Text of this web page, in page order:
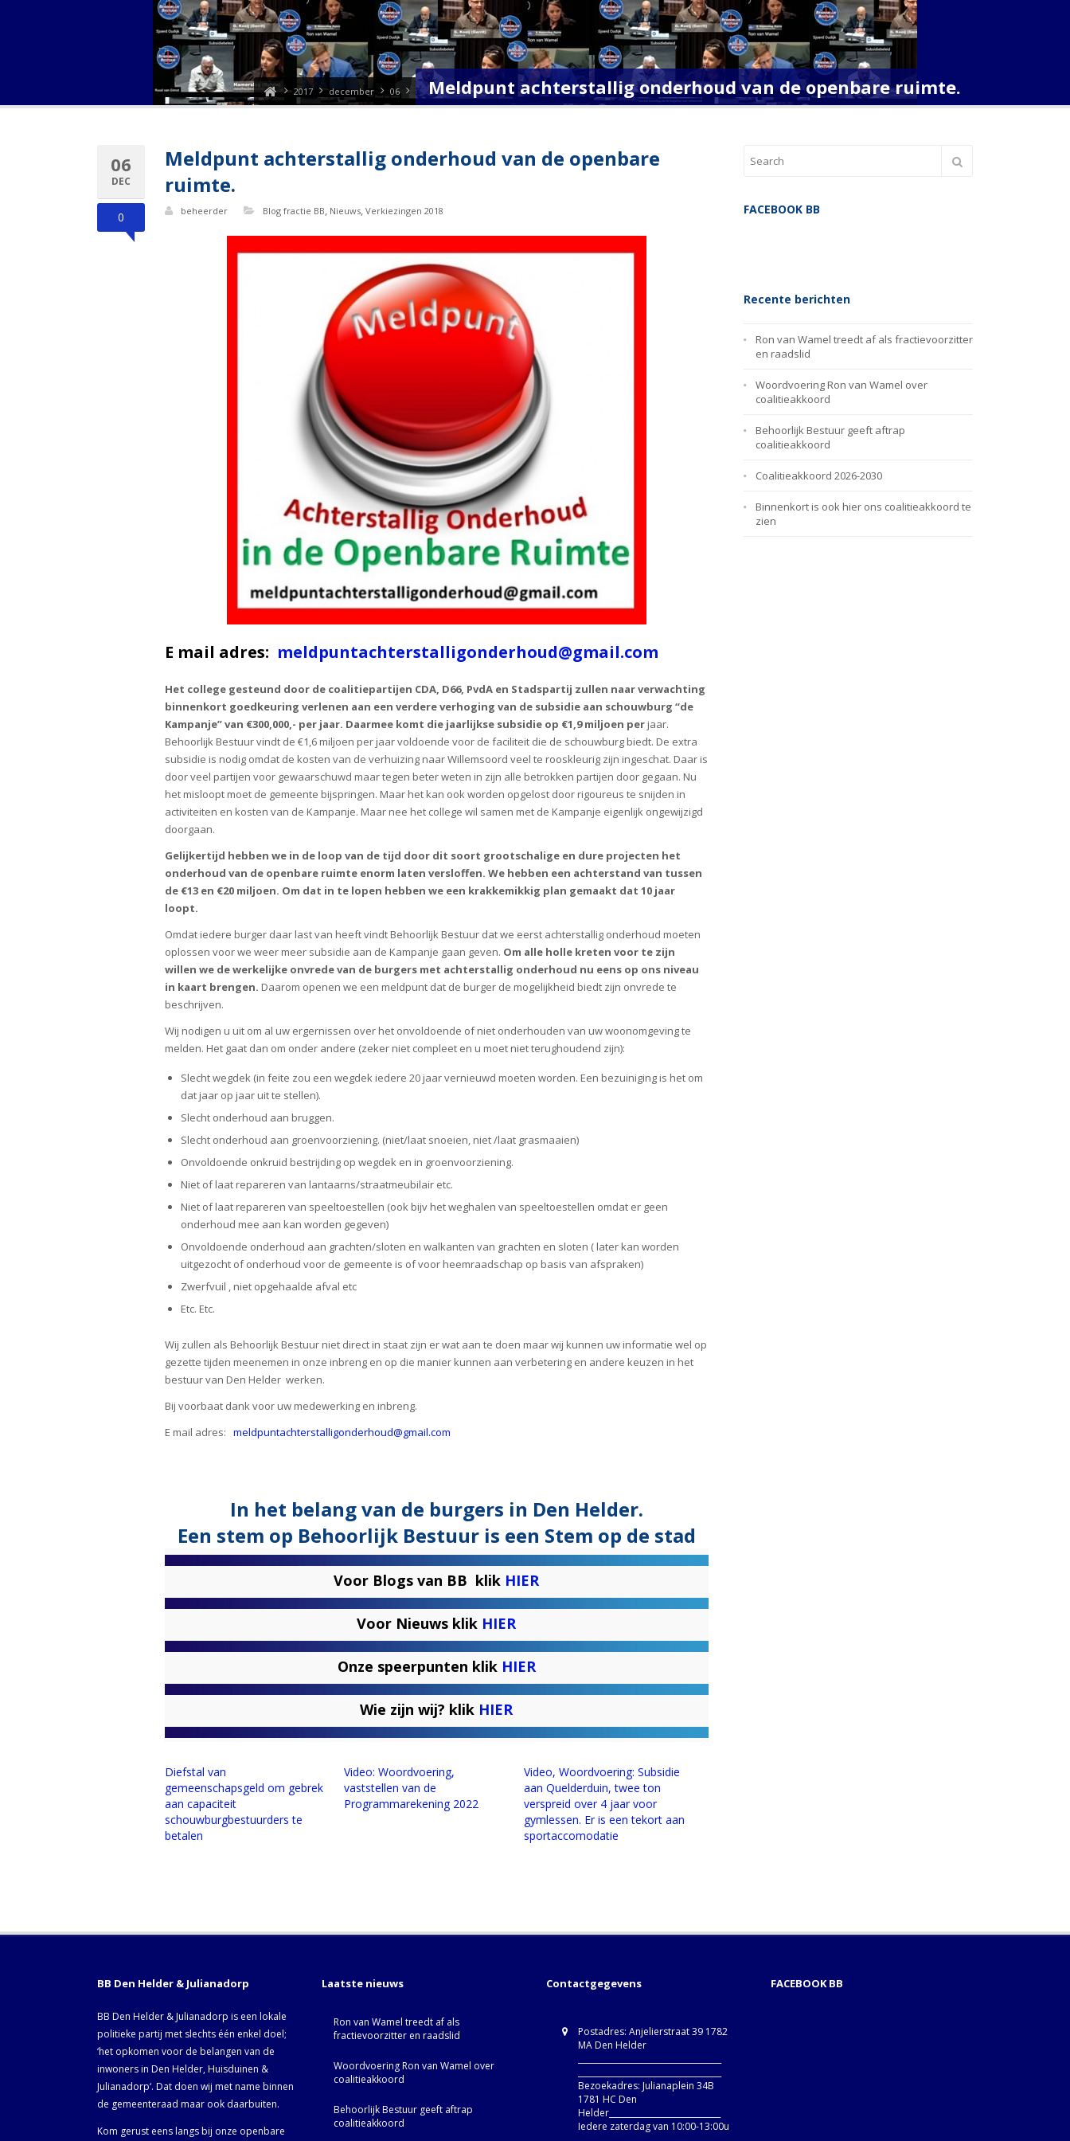
2017 december 06 Meldpunt achterstallig onderhoud van de openbare ruimte.
06
DEC
0
Meldpunt achterstallig onderhoud van de openbare
ruimte.
beheerder Blog fractie BB, Nieuws, Verkiezingen 2018
E mail adres: meldpuntachterstalligonderhoud@gmail.com
Het college gesteund door de coalitiepartijen CDA, D66, PvdA en Stadspartij zullen naar verwachting
binnenkort goedkeuring verlenen aan een verdere verhoging van de subsidie aan schouwburg “de
Kampanje” van €300,000,- per jaar. Daarmee komt die jaarlijkse subsidie op €1,9 miljoen per jaar.
Behoorlijk Bestuur vindt de €1,6 miljoen per jaar voldoende voor de faciliteit die de schouwburg biedt. De extra
subsidie is nodig omdat de kosten van de verhuizing naar Willemsoord veel te rooskleurig zijn ingeschat. Daar is
door veel partijen voor gewaarschuwd maar tegen beter weten in zijn alle betrokken partijen door gegaan. Nu
het misloopt moet de gemeente bijspringen. Maar het kan ook worden opgelost door rigoureus te snijden in
activiteiten en kosten van de Kampanje. Maar nee het college wil samen met de Kampanje eigenlijk ongewijzigd
doorgaan.
Gelijkertijd hebben we in de loop van de tijd door dit soort grootschalige en dure projecten het
onderhoud van de openbare ruimte enorm laten versloffen. We hebben een achterstand van tussen
de €13 en €20 miljoen. Om dat in te lopen hebben we een krakkemikkig plan gemaakt dat 10 jaar
loopt.
Omdat iedere burger daar last van heeft vindt Behoorlijk Bestuur dat we eerst achterstallig onderhoud moeten
oplossen voor we weer meer subsidie aan de Kampanje gaan geven. Om alle holle kreten voor te zijn
willen we de werkelijke onvrede van de burgers met achterstallig onderhoud nu eens op ons niveau
in kaart brengen. Daarom openen we een meldpunt dat de burger de mogelijkheid biedt zijn onvrede te
beschrijven.
Wij nodigen u uit om al uw ergernissen over het onvoldoende of niet onderhouden van uw woonomgeving te
melden. Het gaat dan om onder andere (zeker niet compleet en u moet niet terughoudend zijn):
Slecht wegdek (in feite zou een wegdek iedere 20 jaar vernieuwd moeten worden. Een bezuiniging is het om
dat jaar op jaar uit te stellen).
Slecht onderhoud aan bruggen.
Slecht onderhoud aan groenvoorziening. (niet/laat snoeien, niet /laat grasmaaien)
Onvoldoende onkruid bestrijding op wegdek en in groenvoorziening.
Niet of laat repareren van lantaarns/straatmeubilair etc.
Niet of laat repareren van speeltoestellen (ook bijv het weghalen van speeltoestellen omdat er geen
onderhoud mee aan kan worden gegeven)
Onvoldoende onderhoud aan grachten/sloten en walkanten van grachten en sloten ( later kan worden
uitgezocht of onderhoud voor de gemeente is of voor heemraadschap op basis van afspraken)
Zwerfvuil , niet opgehaalde afval etc
Etc. Etc.
Wij zullen als Behoorlijk Bestuur niet direct in staat zijn er wat aan te doen maar wij kunnen uw informatie wel op
gezette tijden meenemen in onze inbreng en op die manier kunnen aan verbetering en andere keuzen in het
bestuur van Den Helder werken.
Bij voorbaat dank voor uw medewerking en inbreng.
E mail adres: meldpuntachterstalligonderhoud@gmail.com
In het belang van de burgers in Den Helder.
Een stem op Behoorlijk Bestuur is een Stem op de stad
Voor Blogs van BB klik HIER
Voor Nieuws klik HIER
Onze speerpunten klik HIER
Wie zijn wij? klik HIER
Diefstal van
gemeenschapsgeld om gebrek
aan capaciteit
schouwburgbestuurders te
betalen
Video: Woordvoering,
vaststellen van de
Programmarekening 2022
Video, Woordvoering: Subsidie
aan Quelderduin, twee ton
verspreid over 4 jaar voor
gymlessen. Er is een tekort aan
sportaccomodatie
FACEBOOK BB
Recente berichten
Ron van Wamel treedt af als fractievoorzitter
en raadslid
Woordvoering Ron van Wamel over
coalitieakkoord
Behoorlijk Bestuur geeft aftrap
coalitieakkoord
Coalitieakkoord 2026-2030
Binnenkort is ook hier ons coalitieakkoord te
zien
BB Den Helder & Julianadorp
BB Den Helder & Julianadorp is een lokale
politieke partij met slechts één enkel doel;
‘het opkomen voor de belangen van de
inwoners in Den Helder, Huisduinen &
Julianadorp‘. Dat doen wij met name binnen
de gemeenteraad maar ook daarbuiten.
Kom gerust eens langs bij onze openbare
Laatste nieuws
Ron van Wamel treedt af als
fractievoorzitter en raadslid
Woordvoering Ron van Wamel over
coalitieakkoord
Behoorlijk Bestuur geeft aftrap
coalitieakkoord
Contactgegevens
Postadres: Anjelierstraat 39 1782
MA Den Helder
Bezoekadres: Julianaplein 34B
1781 HC Den
Helder____________________________
Iedere zaterdag van 10:00-13:00u
FACEBOOK BB